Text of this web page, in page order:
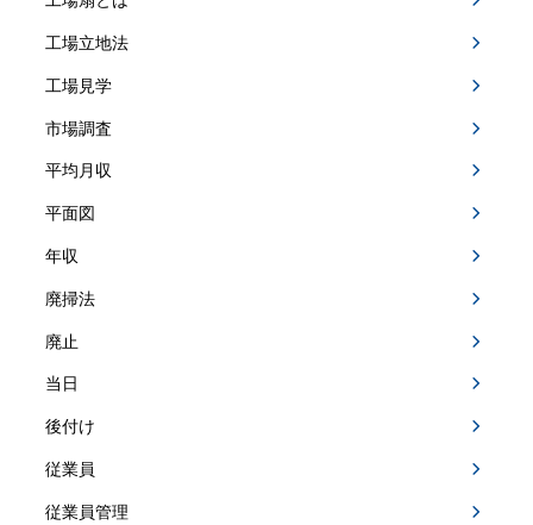
工場立地法
工場見学
市場調査
平均月収
平面図
年収
廃掃法
廃止
当日
後付け
従業員
従業員管理